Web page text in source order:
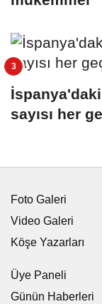
sayısı her
Foto Galeri
Video Galeri
Köşe Yazarları
Üye Paneli
Günün Haberleri